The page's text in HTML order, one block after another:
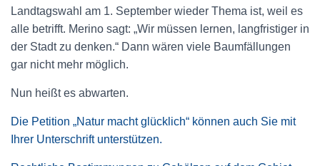
Landtagswahl am 1. September wieder Thema ist, weil es
alle betrifft. Merino sagt: „Wir müssen lernen, langfristiger in
der Stadt zu denken.“ Dann wären viele Baumfällungen
gar nicht mehr möglich.
Nun heißt es abwarten.
Die Petition „Natur macht glücklich“ können auch Sie mit
Ihrer Unterschrift unterstützen.